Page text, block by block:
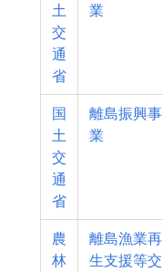
土
交
通
省
業
国
土
交
通
省
離島振興事
業
農
林
離島漁業再
生支援等交